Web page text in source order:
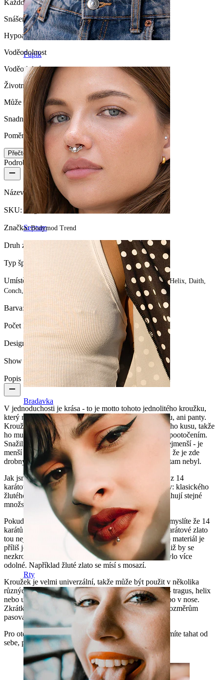
Pupík
Septum
Bradavka
Rty
Každodenní nošení
Snášenlivost
Hypoalergenní
Voděodolnost
Voděodolný
Životnost
Může vydržet celý život
Snadnost používání
Poměrně snadné
Přečtěte si více
Podrobnosti o produktu
Název: Jednoduchý kroužek z 14 karátového zlata
SKU: Ring-110
Značka:Bodymod Trend
Druh zapínání: Vyhnutím do strany
Typ šperku: Sleeper (kroužek), Kroužek, Huggy
Umístění:
Tragus, Snug, Rook, Nosní dírka, Ušní lalůček, Helix, Daith,
Conch, Přední helix
Barva: Růžové zlato
Počet kusů: 1
Design: Jednoduchý
Show pair option:Ano
Popis
V jednoduchosti je krása - to je motto tohoto jednolitého kroužku,
který nemá žádný zavírací mechanismus - ani kuličkou, ani panty.
Kroužek je vyroben z 14 karátového zlata a je z jednoho kusu, takže
ho musíte do své piercingové dírky šikovně zasunout pootočením.
Snažili jsme se, aby byl otvor mezi oběma konci co nejmenší - je
menší než vidíte na obrázku. Obrázek vám má ukázat, že je zde
drobný otvor, i když ve skutečnosti to vypadá jakoby tam nebyl.
Jak jsme již předtím zmínili, je tento kroužek vyroben z 14
karátového zlata - vy si můžete vybrat z různých barev: klasického
žlutého zlata a nebo moderního bílého zlata. Oba obsahují stejné
množství zlata, liší se pouze barvou.
Pokud nejste obeznámeni s výrobou šperků a nebo si myslíte že 14
karátů není dost, vysvětlíme vám, proč je zrovna 14 karátové zlato
tou nejlepší volbou. Čisté zlato má 24 karátů, ale tento materiál je
příliš jemný na to, aby se z něj dal vyrobit piercing, aniž by se
nezkroutil. Proto se zlato mísí s ostatními kovy, aby bylo více
odolné. Například žluté zlato se mísí s mosazí.
Kroužek je velmi univerzální, takže může být použit v několika
různých místech: například do některých míst v uchu - tragus, helix
nebo ušní lalůček. Také jej můžete nosit ve rtech a nebo v nose.
Zkrátka může být nošen všude, kde bude díky svým rozměrům
pasovat.
Pro otevření jej lehce vyhněte do strany. Kroužek nesmíte tahat od
sebe, protože byste mohli poškodit jeho tvar.